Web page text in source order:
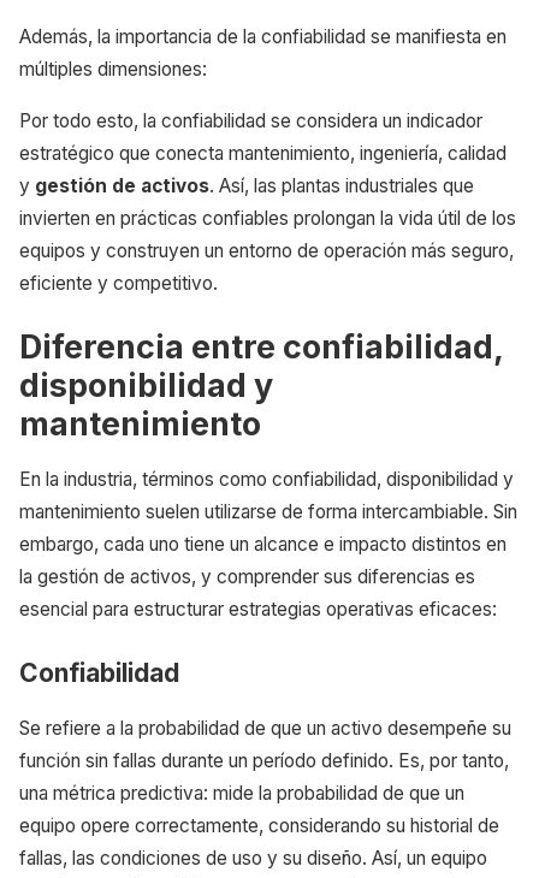
Además, la importancia de la confiabilidad se manifiesta en
múltiples dimensiones:
Por todo esto, la confiabilidad se considera un indicador
estratégico que conecta mantenimiento, ingeniería, calidad
y gestión de activos. Así, las plantas industriales que
invierten en prácticas confiables prolongan la vida útil de los
equipos y construyen un entorno de operación más seguro,
eficiente y competitivo.
Diferencia entre confiabilidad,
disponibilidad y
mantenimiento
En la industria, términos como confiabilidad, disponibilidad y
mantenimiento suelen utilizarse de forma intercambiable. Sin
embargo, cada uno tiene un alcance e impacto distintos en
la gestión de activos, y comprender sus diferencias es
esencial para estructurar estrategias operativas eficaces:
Confiabilidad
Se refiere a la probabilidad de que un activo desempeñe su
función sin fallas durante un período definido. Es, por tanto,
una métrica predictiva: mide la probabilidad de que un
equipo opere correctamente, considerando su historial de
fallas, las condiciones de uso y su diseño. Así, un equipo